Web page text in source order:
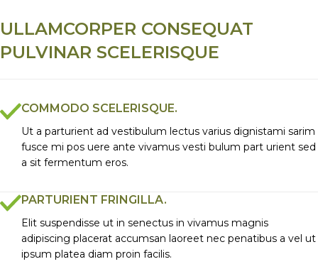
ULLAMCORPER CONSEQUAT
PULVINAR SCELERISQUE
COMMODO SCELERISQUE.
Ut a parturient ad vestibulum lectus varius dignistami sarim
fusce mi pos uere ante vivamus vesti bulum part urient sed
a sit fermentum eros.
PARTURIENT FRINGILLA.
Elit suspendisse ut in senectus in vivamus magnis
adipiscing placerat accumsan laoreet nec penatibus a vel ut
ipsum platea diam proin facilis.